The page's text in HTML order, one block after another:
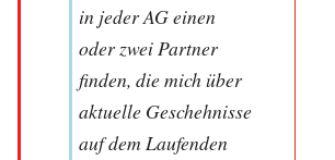
in jeder AG einen
oder zwei Partner
finden, die mich über
aktuelle Geschehnisse
auf dem Laufenden